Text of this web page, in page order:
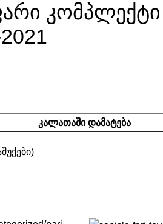
კომპლექტი
ᲙᲐᲚᲐᲗᲐᲨᲘ ᲓᲐᲛᲐᲢᲔᲑᲐ